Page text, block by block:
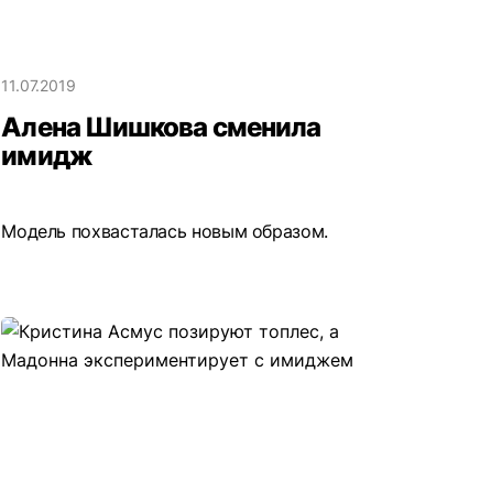
11.07.2019
Алена Шишкова сменила
имидж
Модель похвасталась новым образом.